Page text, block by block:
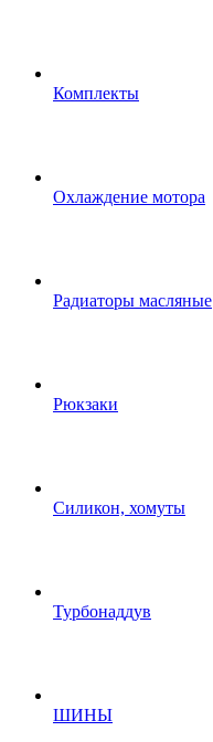
Комплекты
Охлаждение мотора
Радиаторы масляные
Рюкзаки
Силикон, хомуты
Турбонаддув
ШИНЫ